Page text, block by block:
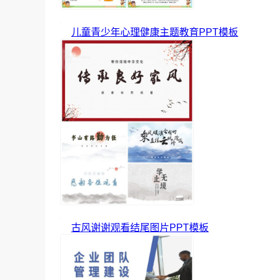
儿童青少年心理健康主题教育PPT模板
古风谢谢观看结尾图片PPT模板